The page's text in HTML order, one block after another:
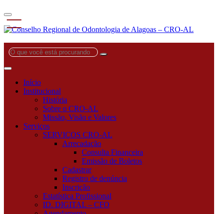
O
você
procurando?
Início
Institucional
História
Sobre o CRO-AL
Missão, Visão e Valores
Serviços
SERVIÇOS CRO-AL
Arrecadação
Consulta Financeira
Emissão de Boletos
Cadastrar
Registro de denúncia
Inscrição
Estatística Profissional
ID. DIGITAL – CFO